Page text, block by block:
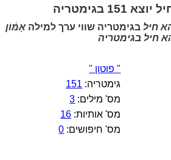
בגימטריה
חיל בגימטריה שווי ערך למילה אָמ֔וֹן
חיל בגימטריה
" פוטון "
גימטריה: 151
מס' מילים: 3
מס' אותיות: 16
מס' חיפושים: 0